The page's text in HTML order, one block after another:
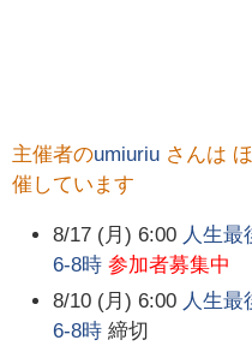
主催者のumiuriu さんは
催しています
8/17 (月) 6:00 人生最
6-8時 参加者募集中
8/10 (月) 6:00 人生最
6-8時 締切